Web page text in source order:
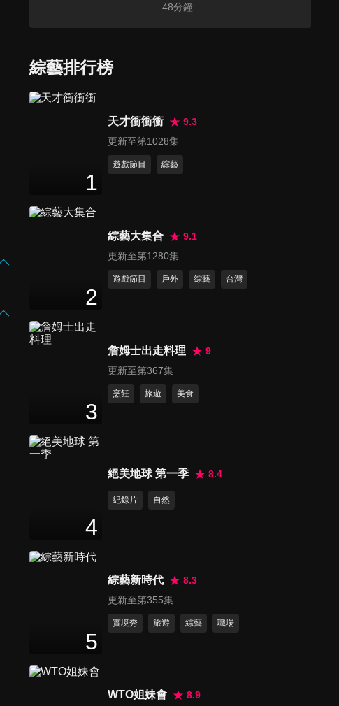
48分鐘
47 分鐘
48分鐘
第71集 最聰明的律師1
48
分鐘
第74集 最聰明的律師4
48
分鐘
48
分鐘
綜藝排行榜
1
天才衝衝衝
9.3
更新至第1028集
遊戲節目 綜藝
2
綜藝大集合
9.1
更新至第1280集
遊戲節目 戶外 綜藝 台灣
3
詹姆士出走料理
9
更新至第367集
烹飪 旅遊 美食
4
絕美地球 第一季 8.4
紀錄片 自然
5
綜藝新時代
8.3
更新至第355集
實境秀 旅遊 綜藝 職場
WTO姐妹會
8.9